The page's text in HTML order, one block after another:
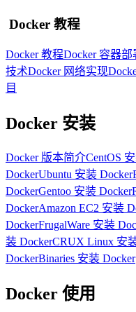
Docker 教程
Docker 教程Docker 容器
技术Docker 网络实现
目
Docker 安装
Docker 版本简介CentOS
DockerUbuntu 安装 Docker
DockerGentoo 安装 Docker
DockerAmazon EC2 安装
DockerFrugalWare 安装
装 DockerCRUX Linux 安
DockerBinaries 安装 Docker
Docker 使用